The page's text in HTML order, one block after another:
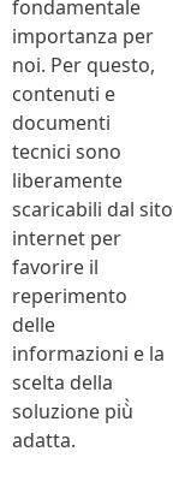
fondamentale
importanza per
noi. Per questo,
contenuti e
documenti
tecnici sono
liberamente
scaricabili dal sito
internet per
favorire il
reperimento
delle
informazioni e la
scelta della
soluzione più̀
adatta.